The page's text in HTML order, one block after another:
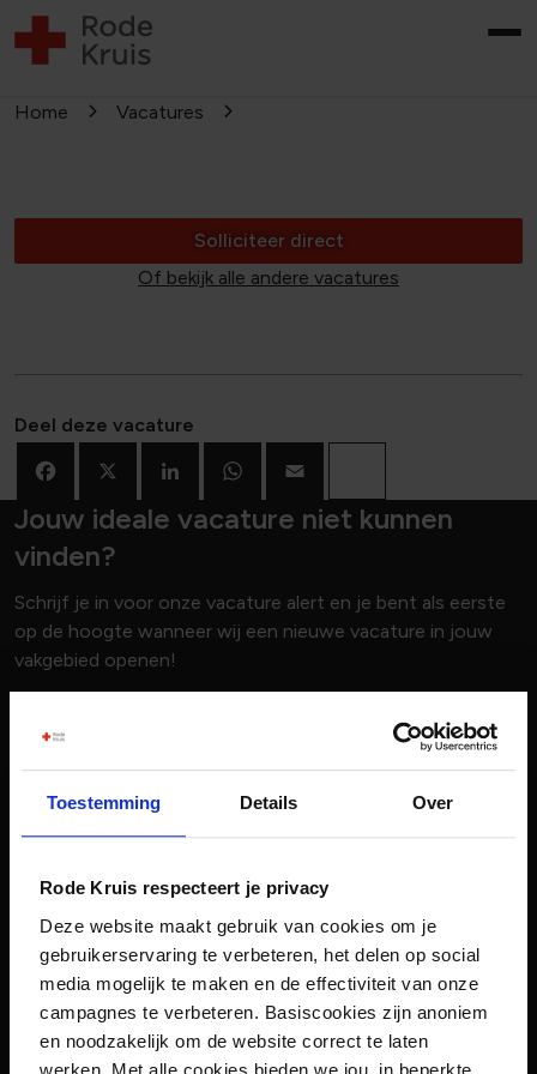
Toestemming Details Over
Rode Kruis respecteert je privacy
Deze website maakt gebruik van cookies om je
gebruikerservaring te verbeteren, het delen op social
media mogelijk te maken en de effectiviteit van onze
campagnes te verbeteren. Basiscookies zijn anoniem
en noodzakelijk om de website correct te laten
werken. Met alle cookies bieden we jou, in beperkte
Home Vacatures
Solliciteer direct
Of bekijk alle andere vacatures
Deel deze vacature
WhatsApp
Email
Jouw ideale vacature niet kunnen
vinden?
Schrijf je in voor onze vacature alert en je bent als eerste
op de hoogte wanneer wij een nieuwe vacature in jouw
vakgebied openen!
Achternaam
E-mailadres
Vakgebied
0 geselecteerd